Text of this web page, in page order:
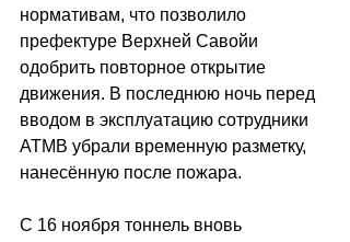
нормативам, что позволило
префектуре Верхней Савойи
одобрить повторное открытие
движения. В последнюю ночь перед
вводом в эксплуатацию сотрудники
ATMB убрали временную разметку,
нанесённую после пожара.
С 16 ноября тоннель вновь